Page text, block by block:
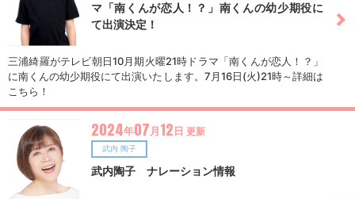
マ「南くんが恋人！？」南くんの幼少期役に
て出演決定！
三浦綺羅がテレビ朝日10月期火曜21時ドラマ「南くんが恋人！？」
に南くんの幼少期役にて出演いたします。7月16日(火)21時～詳細は
こちら！
2024年07 月12日 更新
武内 陶子
武内陶子 ナレーション情報